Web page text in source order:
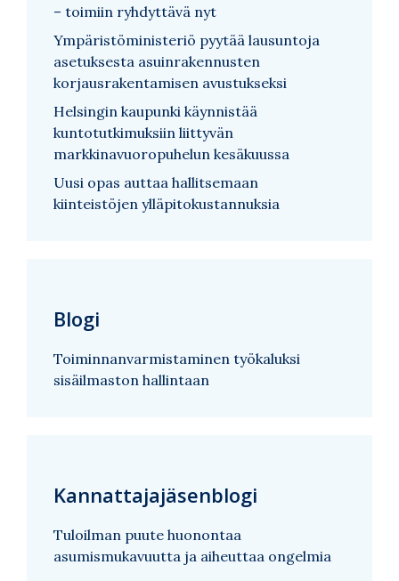
– toimiin ryhdyttävä nyt
Ympäristöministeriö pyytää lausuntoja
asetuksesta asuinrakennusten
korjausrakentamisen avustukseksi
Helsingin kaupunki käynnistää
kuntotutkimuksiin liittyvän
markkinavuoropuhelun kesäkuussa
Uusi opas auttaa hallitsemaan
kiinteistöjen ylläpitokustannuksia
Blogi
Toiminnanvarmistaminen työkaluksi
sisäilmaston hallintaan
Kannattajajäsenblogi
Tuloilman puute huonontaa
asumismukavuutta ja aiheuttaa ongelmia